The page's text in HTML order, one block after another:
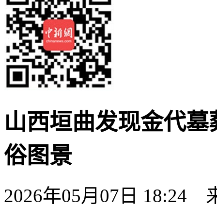
山西垣曲发现金代
俗图景
2026年05月07日 18:24